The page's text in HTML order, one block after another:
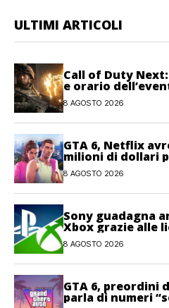
ULTIMI ARTICOLI
Call of Duty
e orario
Warfare 4
8 AGOSTO 2026
GTA 6, Netflix
milioni di dollari
gioco
8 AGOSTO 2026
Sony guadagna
Xbox grazie alle
8 AGOSTO 2026
GTA 6, preordini
parla di numeri